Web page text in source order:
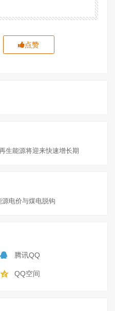
点赞
生能源将迎来快速增长期
电价与煤电脱钩
腾讯QQ
QQ空间